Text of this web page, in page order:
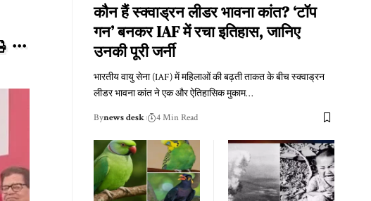
कौन हैं स्क्वाड्रन लीडर भावना कांत? ‘टॉप
गन’ बनकर IAF में रचा इतिहास, जानिए
उनकी पूरी जर्नी
भारतीय वायु सेना (IAF) में महिलाओं की बढ़ती ताकत के बीच स्क्वाड्रन
लीडर भावना कांत ने एक और ऐतिहासिक मुकाम…
Bynews desk 4 Min Read